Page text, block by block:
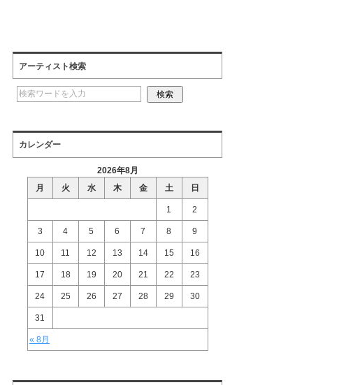
アーティスト検索
カレンダー
2026年8月
月
火 水 木 金 土 日
« 8月
1 2
3 4 5 6 7 8 9
10 11 12 13 14 15 16
17 18 19 20 21 22 23
24 25 26 27 28 29 30
31